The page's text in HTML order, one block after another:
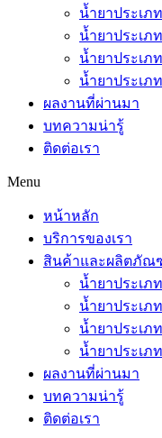
น้ำยาประเภ
น้ำยาประเภ
น้ำยาประเภ
น้ำยาประเภ
ผลงานที่ผ่านมา
บทความน่ารู้
ติดต่อเรา
Menu
หน้าหลัก
บริการของเรา
สินค้าและผลิตภัณ
น้ำยาประเภ
น้ำยาประเภ
น้ำยาประเภ
น้ำยาประเภ
ผลงานที่ผ่านมา
บทความน่ารู้
ติดต่อเรา